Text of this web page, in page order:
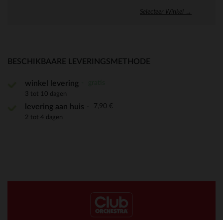
Selecteer Winkel →
BESCHIKBAARE LEVERINGSMETHODE
winkel levering
3 tot 10 dagen
levering aan huis 7,90 €
2 tot 4 dagen